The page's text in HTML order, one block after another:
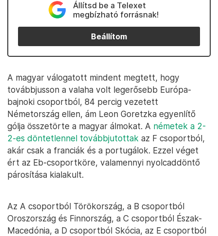
Állítsd be a Telexet
megbízható forrásnak!
Beállítom
A magyar válogatott mindent megtett, hogy
továbbjusson a valaha volt legerősebb Európa-
bajnoki csoportból, 84 percig vezetett
Németország ellen, ám Leon Goretzka egyenlítő
gólja összetörte a magyar álmokat. A németek a 2-
2-es döntetlennel továbbjutottak az F csoportból,
akár csak a franciák és a portugálok. Ezzel véget
ért az Eb-csoportköre, valamennyi nyolcaddöntő
párosítása kialakult.
Az A csoportból Törökország, a B csoportból
Oroszország és Finnország, a C csoportból Észak-
Macedónia, a D csoportból Skócia, az E csoportból